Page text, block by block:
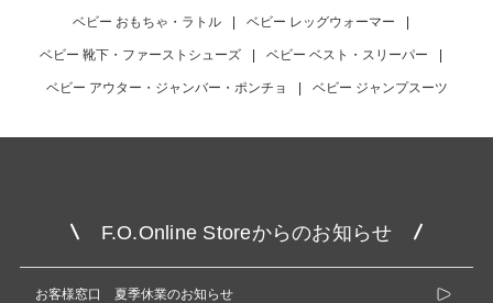
ベビー おもちゃ・ラトル ベビー レッグウォーマー
ベビー 靴下・ファーストシューズ ベビー ベスト・スリーパー
ベビー アウター・ジャンバー・ポンチョ ベビー ジャンプスーツ
F.O.Online Storeからのお知らせ
お客様窓口 夏季休業のお知らせ